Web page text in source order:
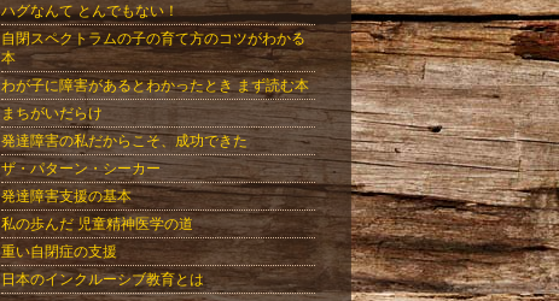
ハグなんて とんでもない！
自閉スペクトラムの子の育て方のコツがわかる
本
わが子に障害があるとわかったとき まず読む本
まちがいだらけ
発達障害の私だからこそ、成功できた
ザ・パターン・シーカー
発達障害支援の基本
私の歩んだ 児童精神医学の道
重い自閉症の支援
日本のインクルーシブ教育とは